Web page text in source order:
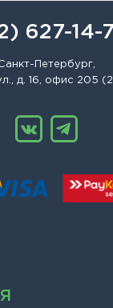
627-14-
Петербург,
д. 16, офис 205